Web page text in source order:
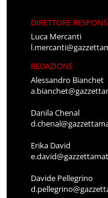
DIRETTORE
Luca Mercanti
REDAZIONE
Alessandro Bianchet
Danila Chenal
Erika David
Davide Pellegrino